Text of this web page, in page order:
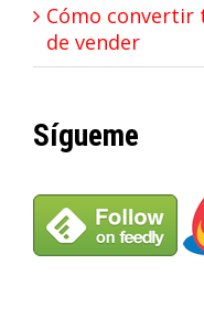
Cómo convertir
de vender
Sígueme